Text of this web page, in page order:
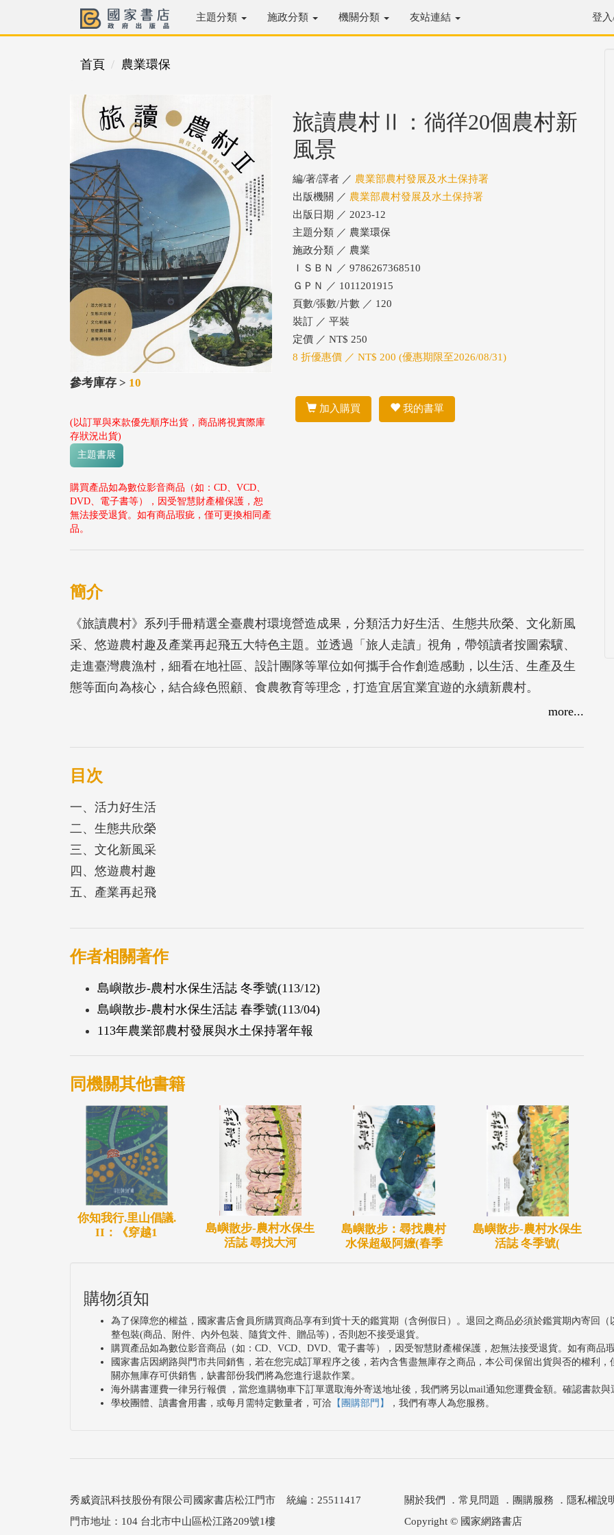
主題分類 施政分類 機關分類 友站連結 登
首頁 農業環保
參考庫存 > 10
(以訂單與來款優先順序出貨，商品將視實際庫
存狀況出貨)
主題書展
購買產品如為數位影音商品（如：CD、VCD、
DVD、電子書等），因受智慧財產權保護，恕
無法接受退貨。如有商品瑕疵，僅可更換相同產
品。
旅讀農村Ⅱ：徜徉20個農村新
風景
編/著/譯者 ／ 農業部農村發展及水土保持署
出版機關 ／ 農業部農村發展及水土保持署
出版日期 ／ 2023-12
主題分類 ／ 農業環保
施政分類 ／ 農業
ＩＳＢＮ ／ 9786267368510
ＧＰＮ ／ 1011201915
頁數/張數/片數 ／ 120
裝訂 ／ 平裝
定價 ／ NT$ 250
8 折優惠價 ／ NT$ 200 (優惠期限至2026/08/31)
加入購買 我的書單
簡介
《旅讀農村》系列手冊精選全臺農村環境營造成果，分類活力好生活、生態共欣榮、文化新風
采、悠遊農村趣及產業再起飛五大特色主題。並透過「旅人走讀」視角，帶領讀者按圖索驥、
走進臺灣農漁村，細看在地社區、設計團隊等單位如何攜手合作創造感動，以生活、生產及生
態等面向為核心，結合綠色照顧、食農教育等理念，打造宜居宜業宜遊的永續新農村。
more...
目次
一、活力好生活
二、生態共欣榮
三、文化新風采
四、悠遊農村趣
五、產業再起飛
作者相關著作
島嶼散步-農村水保生活誌 冬季號(113/12)
島嶼散步-農村水保生活誌 春季號(113/04)
113年農業部農村發展與水土保持署年報
同機關其他書籍
你知我行.里山倡議.
II：《穿越1
島嶼散步-農村水保生
活誌 尋找大河
島嶼散步：尋找農村
水保超級阿嬤(春季
島嶼散步-農村水保生
活誌 冬季號(
購物須知
為了保障您的權益，國家書店會員所購買商品享有到貨十天的鑑賞期（含例假日）。退回之商品必須於鑑賞期內寄回
整包裝(商品、附件、內外包裝、隨貨文件、贈品等)，否則恕不接受退貨。
購買產品如為數位影音商品（如：CD、VCD、DVD、電子書等），因受智慧財產權保護，恕無法接受退貨。如有商品
國家書店因網路與門市共同銷售，若在您完成訂單程序之後，若內含售盡無庫存之商品，本公司保留出貨與否的權利
關亦無庫存可供銷售，缺書部份我們將為您進行退款作業。
海外購書運費一律另行報價 ，當您進購物車下訂單選取海外寄送地址後，我們將另以mail通知您運費金額。確認書款
學校團體、讀書會用書，或每月需特定數量者，可洽 【團購部門】 ，我們有專人為您服務。
秀威資訊科技股份有限公司國家書店松江門市 統編：25511417
門市地址：104 台北市中山區松江路209號1樓
關於我們 ． 常見問題 ． 團購服務 ． 隱私權說
Copyright © 國家網路書店